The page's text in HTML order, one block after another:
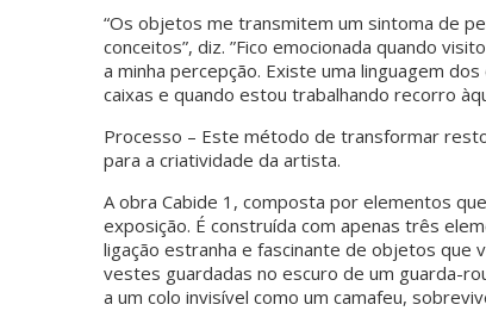
“Os objetos me transmitem um sintoma de
conceitos”, diz. ”Fico emocionada quando
a minha percepção. Existe uma linguagem
caixas e quando estou trabalhando recorro
Processo – Este método de transformar
para a criatividade da artista.
A obra Cabide 1, composta por elementos
exposição. É construída com apenas três
ligação estranha e fascinante de objetos que
vestes guardadas no escuro de um guarda-
a um colo invisível como um camafeu,